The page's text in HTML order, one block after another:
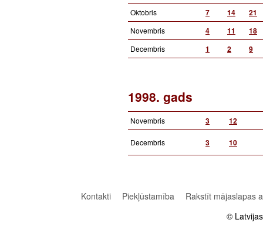
Oktobris 7 14 21
Novembris 4 11 18
Decembris 1 2 9
1998. gads
Novembris 3 12
Decembris 3 10
Kontakti Piekļūstamība
Rakstīt mājaslapas
©